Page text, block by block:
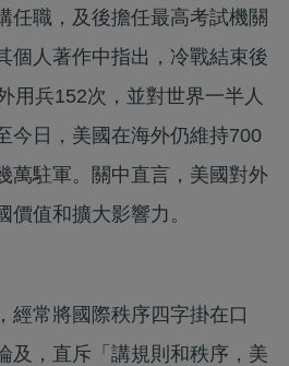
任職，及後擔任最高考試機關
個人著作中指出，冷戰結束後
用兵152次，並對世界一半人
今日，美國在海外仍維持700
萬駐軍。關中直言，美國對外
價值和擴大影響力。
經常將國際秩序四字掛在口
及，直斥「講規則和秩序，美